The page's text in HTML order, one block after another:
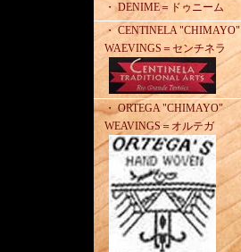
・ DENIME＝ドゥニーム
・ CENTINELA "CHIMAYO"
WAEVINGS＝センチネラ
・ ORTEGA "CHIMAYO"
WEAVINGS＝オルテガ